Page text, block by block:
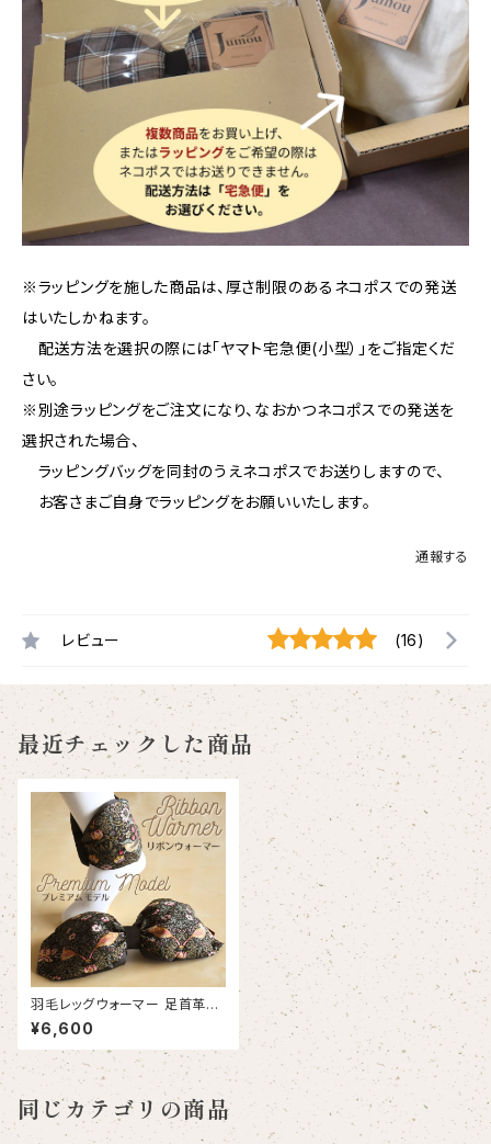
※ラッピングを施した商品は、厚さ制限のあるネコポスでの発送
はいたしかねます。
配送方法を選択の際には「ヤマト宅急便(小型）」をご指定くだ
さい。
※別途ラッピングをご注文になり、なおかつネコポスでの発送を
選択された場合、
ラッピングバッグを同封のうえネコポスでお送りしますので、
お客さまご自身でラッピングをお願いいたします。
通報する
レビュー (16)
最近チェックした商品
羽毛レッグウォーマー 足首革命
®リボンウォーマー【プレミアム
モデル】足首 冷え対策 日本製｜
Down Ribbon-warmer®【Pr
emium Model】
¥6,600
同じカテゴリの商品